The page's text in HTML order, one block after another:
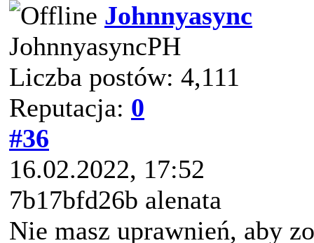
Johnnyasync
JohnnyasyncPH
Liczba postów: 4,111
Reputacja: 0
#36
16.02.2022, 17:52
7b17bfd26b alenata
Nie masz uprawnień, aby